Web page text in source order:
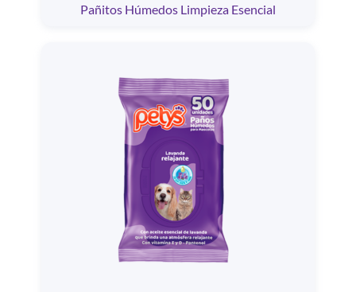
Pañitos Húmedos Limpieza Esencial